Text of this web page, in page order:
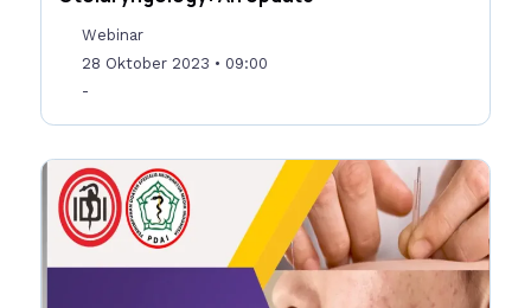
Webinar
28 Oktober 2023 • 09:00
-